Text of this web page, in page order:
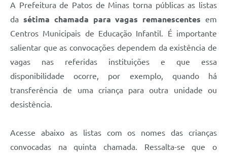
A Prefeitura de Patos de Minas torna públicas as listas
da sétima chamada para vagas remanescentes em
Centros Municipais de Educação Infantil. É importante
salientar que as convocações dependem da existência de
vagas nas referidas instituições e que essa
disponibilidade ocorre, por exemplo, quando há
transferência de uma criança para outra unidade ou
desistência.
Acesse abaixo as listas com os nomes das crianças
convocadas na quinta chamada. Ressalta-se que o